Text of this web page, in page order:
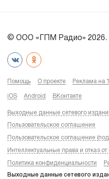
© ООО «ГПМ Радио» 2026.
Помощь О проекте Реклама на
iOS Android ВКонтакте
Выходные данные сетевого
Пользовательское соглашение
Пользовательское соглашение
Интеллектуальные права и отказ от
Политика конфиденциальности
Выходные данные сетевого